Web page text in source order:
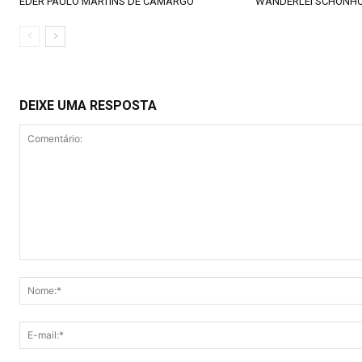
DEIXE UMA RESPOSTA